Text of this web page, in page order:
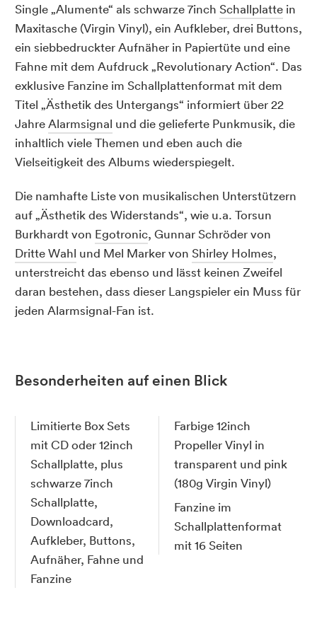
Single „Alumente“ als schwarze 7inch Schallplatte in
Maxitasche (Virgin Vinyl), ein Aufkleber, drei Buttons,
ein siebbedruckter Aufnäher in Papiertüte und eine
Fahne mit dem Aufdruck „Revolutionary Action“. Das
exklusive Fanzine im Schallplattenformat mit dem
Titel „Ästhetik des Untergangs“ informiert über 22
JahreAlarmsignal und die gelieferte Punkmusik, die
inhaltlich viele Themen und eben auch die
Vielseitigkeit des Albums wiederspiegelt.
Die namhafte Liste von musikalischen Unterstützern
auf „Ästhetik des Widerstands“, wie u.a. Torsun
Burkhardt von Egotronic, Gunnar Schröder von
Dritte Wahl und Mel Marker von Shirley Holmes,
unterstreicht das ebenso und lässt keinen Zweifel
daran bestehen, dass dieser Langspieler ein Muss für
jeden Alarmsignal-Fan ist.
Besonderheiten auf einen Blick
Limitierte Box Sets
mit CD oder 12inch
Schallplatte, plus
schwarze 7inch
Schallplatte,
Downloadcard,
Aufkleber, Buttons,
Aufnäher, Fahne und
Fanzine
Farbige 12inch
Propeller Vinyl in
transparent und pink
(180g Virgin Vinyl)
Fanzine im
Schallplattenformat
mit 16 Seiten